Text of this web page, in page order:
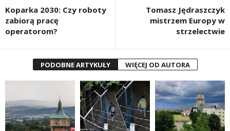
Koparka 2030: Czy roboty
zabiorą pracę
operatorom?
Tomasz Jędraszczyk
mistrzem Europy w
strzelectwie
PODOBNE ARTYKUŁY WIĘCEJ OD AUTORA